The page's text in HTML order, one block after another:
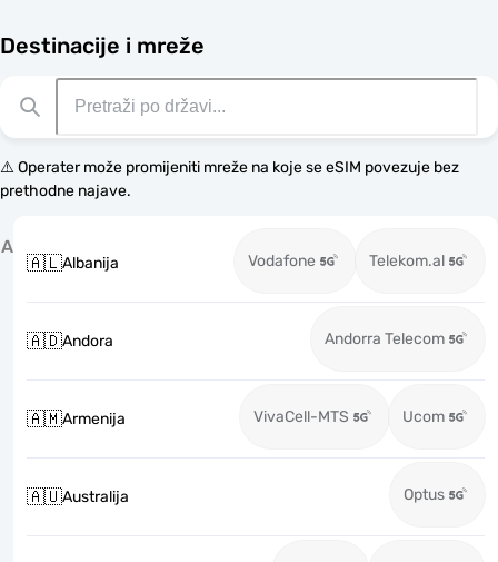
Destinacije i mreže
⚠️ Operater može promijeniti mreže na koje se eSIM povezuje bez
prethodne najave.
A
🇦🇱Albanija Vodafone Telekom.al
🇦🇩Andora Andorra Telecom
🇦🇲Armenija VivaCell-MTS Ucom
🇦🇺Australija Optus